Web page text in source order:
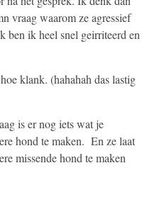
vraag waarom ze agressief
ben ik heel snel geirriteerd en
klank. (hahahah das lastig
is er nog iets wat je
hond te maken. En ze laat
missende hond te maken